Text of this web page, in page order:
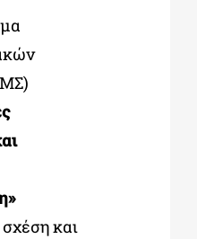
και